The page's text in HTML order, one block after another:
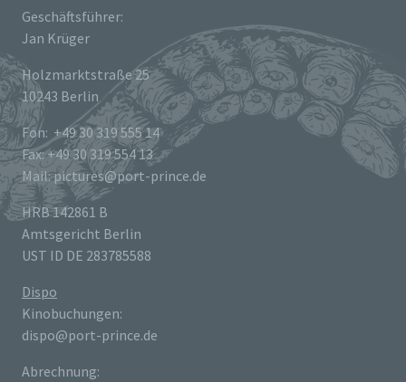
Geschäftsführer:
Jan Krüger
Holzmarktstraße 25
10243 Berlin
Fon: +49 30 319 555 14
Fax: +49 30 319 554 13
Mail: pictures@port-prince.de
HRB 142861 B
Amtsgericht Berlin
UST ID DE 283785588
Dispo
Kinobuchungen:
dispo@port-prince.de
Abrechnung: